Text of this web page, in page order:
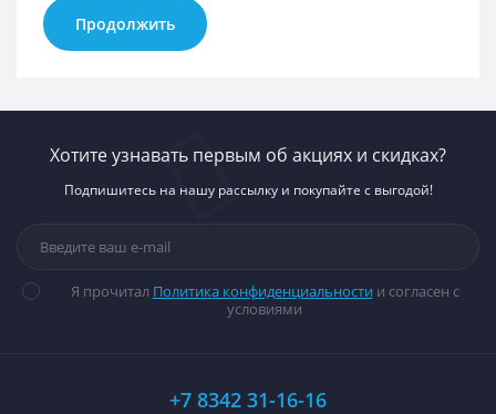
Продолжить
Хотите узнавать первым об акциях и скидках?
Подпишитесь на нашу рассылку и покупайте с выгодой!
Я прочитал Политика конфиденциальности и согласен с
условиями
+7 8342 31-16-16